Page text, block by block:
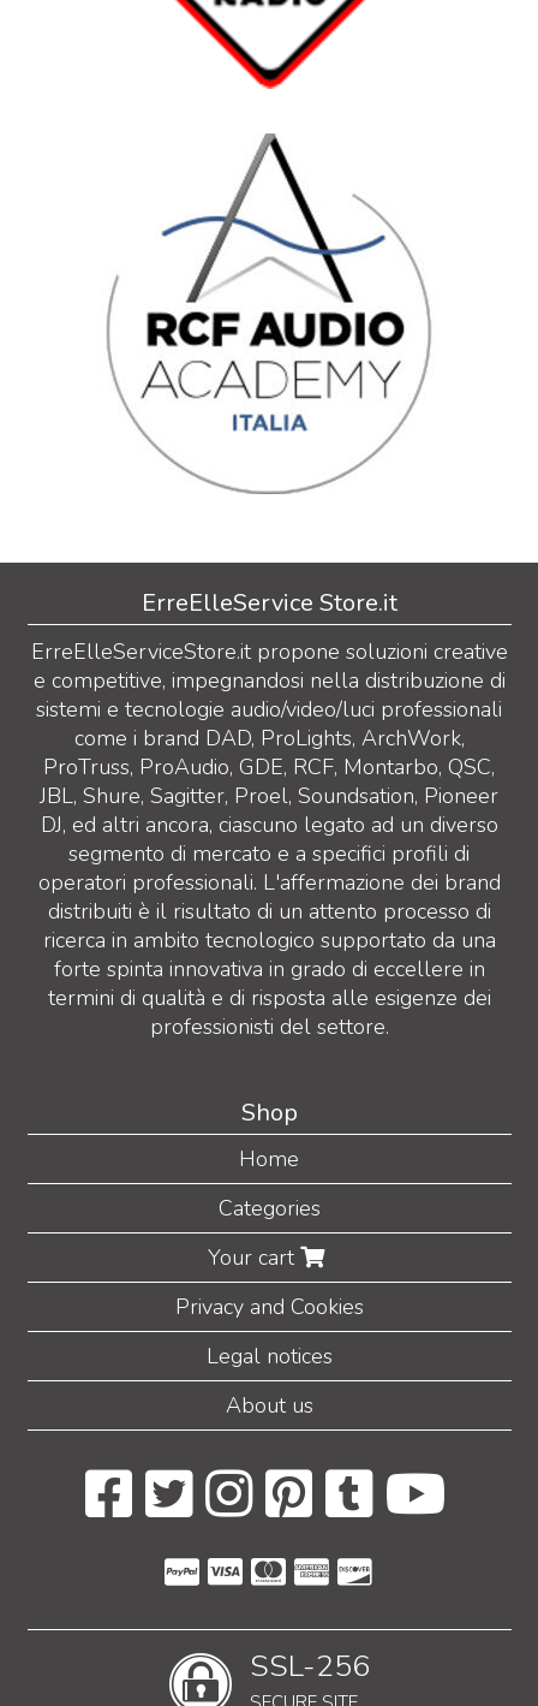
ErreElleService Store.it
ErreElleServiceStore.it propone soluzioni creative
e competitive, impegnandosi nella distribuzione di
sistemi e tecnologie audio/video/luci professionali
come i brand DAD, ProLights, ArchWork,
ProTruss, ProAudio, GDE, RCF, Montarbo, QSC,
JBL, Shure, Sagitter, Proel, Soundsation, Pioneer
DJ, ed altri ancora, ciascuno legato ad un diverso
segmento di mercato e a specifici profili di
operatori professionali. L'affermazione dei brand
distribuiti è il risultato di un attento processo di
ricerca in ambito tecnologico supportato da una
forte spinta innovativa in grado di eccellere in
termini di qualità e di risposta alle esigenze dei
professionisti del settore.
Shop
Home
Categories
Your cart
Privacy and Cookies
Legal notices
About us
SSL-256